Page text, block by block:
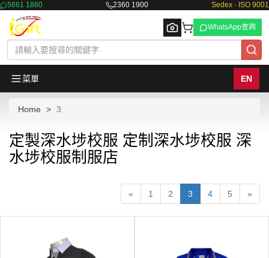
5661 1880 2360 1900 Sedex · ISO 9001
WhatsApp查詢
菜單 EN
Home 3
定製深水埗校服 定制深水埗校服 深
水埗校服制服店
« 1 2 3 4 5 »